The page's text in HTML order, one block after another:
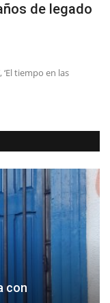
de legado
‘El tiempo en las
con